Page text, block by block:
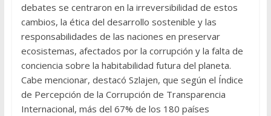
debates se centraron en la irreversibilidad de estos
cambios, la ética del desarrollo sostenible y las
responsabilidades de las naciones en preservar
ecosistemas, afectados por la corrupción y la falta de
conciencia sobre la habitabilidad futura del planeta.
Cabe mencionar, destacó Szlajen, que según el Índice
de Percepción de la Corrupción de Transparencia
Internacional, más del 67% de los 180 países